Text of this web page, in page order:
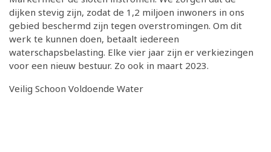
dijken stevig zijn, zodat de 1,2 miljoen inwoners in ons
gebied beschermd zijn tegen overstromingen. Om dit
werk te kunnen doen, betaalt iedereen
waterschapsbelasting. Elke vier jaar zijn er verkiezingen
voor een nieuw bestuur. Zo ook in maart 2023.
Veilig Schoon Voldoende Water